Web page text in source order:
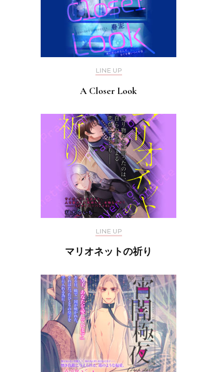
LINE UP
A Closer Look
LINE UP
マリオネットの祈り